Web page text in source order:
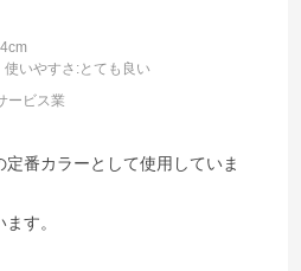
使いやすさ :とても良い
ービス業
番カラーとして使用していま
す。